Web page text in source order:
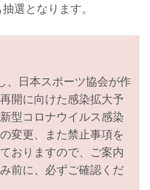
選となります。
、日本スポーツ協会が作
開に向けた感染拡大予
型コロナウイルス感染
変更、また禁止事項を
おりますので、ご案内
前に、必ずご確認くだ